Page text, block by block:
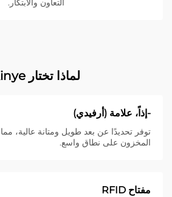
التعاون والابتكار.
لماذا تختار Xinye
-إذاً، علامة (أرفيدي)
توفر تحديدًا عن بعد طويل ومتانة عالية، مما
المخزون على نطاق واسع.
مفتاح RFID